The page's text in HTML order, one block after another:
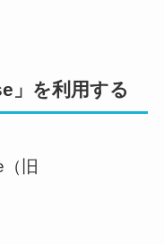
」を利用する
旧